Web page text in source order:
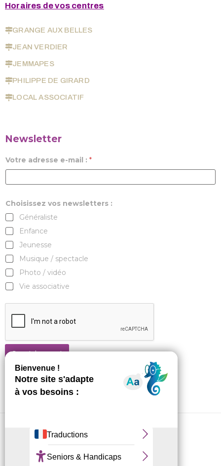
Horaires de vos centres
GRANGE AUX BELLES
JEAN VERDIER
JEMMAPES
PHILIPPE DE GIRARD
LOCAL ASSOCIATIF
Newsletter
Votre adresse e-mail : *
Choisissez vos newsletters :
Généraliste
Enfance
Jeunesse
Musique / spectacle
Photo / vidéo
Vie associative
Je m'abonne !